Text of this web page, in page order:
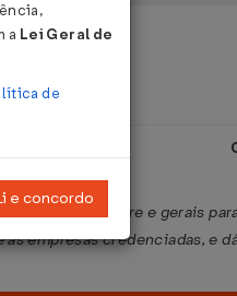
de software e gerais
empresas credenciadas, e
a Lei Geral de
de
e concordo